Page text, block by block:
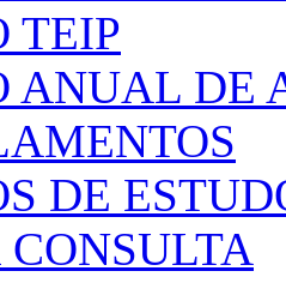
TEIP
ANUAL DE
DE